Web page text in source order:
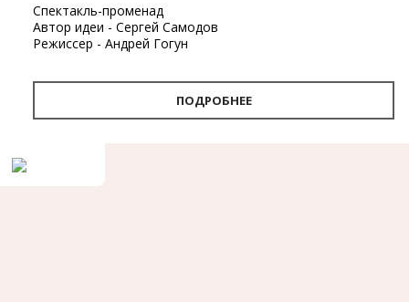
Спектакль-променад
Автор идеи - Сергей Самодов
Режиссер - Андрей Гогун
- 1 час.
ПОДРОБНЕЕ